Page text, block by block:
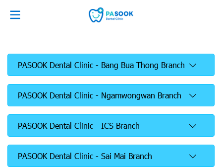
PASOOK Dental Clinic - Bang Bua Thong Branch
PASOOK Dental Clinic - Ngamwongwan Branch
PASOOK Dental Clinic - ICS Branch
PASOOK Dental Clinic - Sai Mai Branch